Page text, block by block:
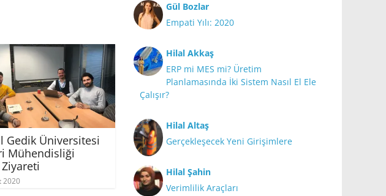
Gedik Üniversitesi
Mühendisliği
2020
Gül Bozlar
Empati Yılı: 2020
Hilal Akkaş
ERP mi MES mi? Üretim
Planlamasında İki Sistem Nasıl El Ele
Çalışır?
Hilal Altaş
Gerçekleşecek Yeni Girişimlere
Hilal Şahin
Verimlilik Araçları